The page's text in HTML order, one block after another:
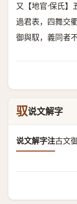
又【地官·保氏
過君表，四舞交
御與馭，義同者
驭说文解字
说文解字注古文